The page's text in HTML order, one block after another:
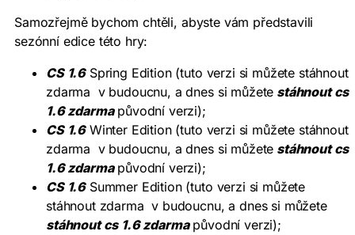
Samozřejmě bychom chtěli, abyste vám představili
sezónní edice této hry:
CS 1.6Spring Edition (tuto verzi si můžete stáhnout
zdarma v budoucnu, a dnes si můžete stáhnout cs
1.6 zdarmapůvodní verzi);
CS 1.6Winter Edition (tuto verzi si můžete stáhnout
zdarma v budoucnu, a dnes si můžete stáhnout cs
1.6 zdarmapůvodní verzi);
CS 1.6Summer Edition (tuto verzi si můžete
stáhnout zdarma v budoucnu, a dnes si můžete
stáhnout cs 1.6 zdarmapůvodní verzi);